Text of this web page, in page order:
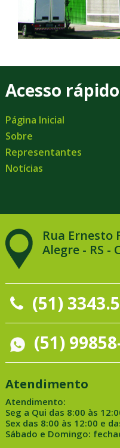
Acesso rápido
Página Inicial
Sobre
Representantes
Notícias
Rua Ernesto
Alegre - RS -
(51)
(51)
Atendimento
Atendimento:
Seg a Qui das 8:00 às
Sex das 8:00 às 12:00 e
Sábado e Domingo: